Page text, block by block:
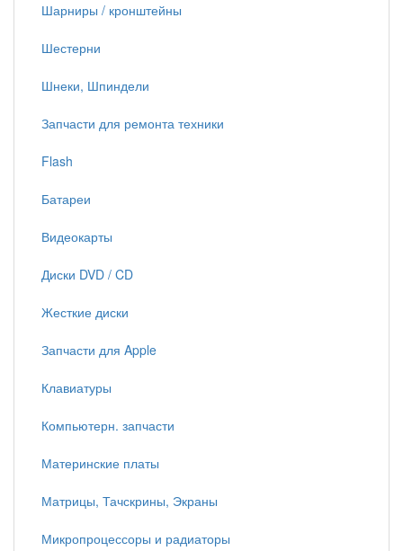
Шарниры / кронштейны
Шестерни
Шнеки, Шпиндели
Запчасти для ремонта техники
Flash
Батареи
Видеокарты
Диски DVD / CD
Жесткие диски
Запчасти для Apple
Клавиатуры
Компьютерн. запчасти
Материнские платы
Матрицы, Тачскрины, Экраны
Микропроцессоры и радиаторы